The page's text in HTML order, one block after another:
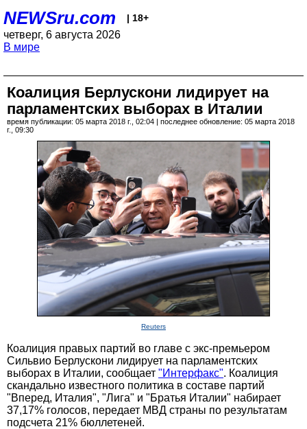
NEWSru.com | 18+
четверг, 6 августа 2026
В мире
Коалиция Берлускони лидирует на
парламентских выборах в Италии
время публикации: 05 марта 2018 г., 02:04 | последнее обновление: 05 марта 2018
г., 09:30
Reuters
Коалиция правых партий во главе с экс-премьером
Сильвио Берлускони лидирует на парламентских
выборах в Италии, сообщает "Интерфакс". Коалиция
скандально известного политика в составе партий
"Вперед, Италия", "Лига" и "Братья Италии" набирает
37,17% голосов, передает МВД страны по результатам
подсчета 21% бюллетеней.